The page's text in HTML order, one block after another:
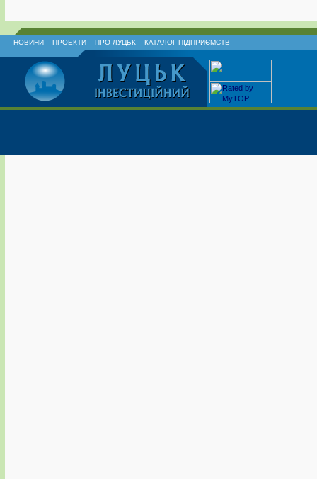
НОВИНИ ПРОЕКТИ ПРО ЛУЦЬК КАТАЛОГ ПІДПРИЄМСТВ